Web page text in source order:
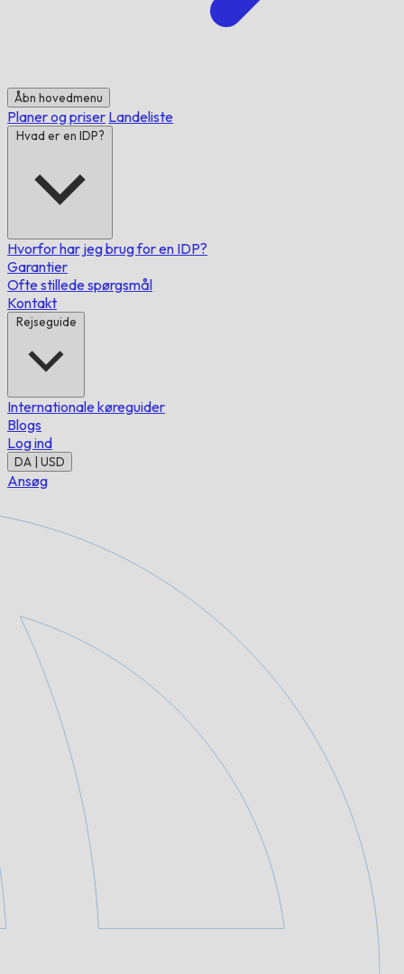
Åbn hovedmenu
Planer og priser Landeliste
Hvad er en IDP?
Hvorfor har jeg brug for en IDP?
Garantier
Ofte stillede spørgsmål
Kontakt
Rejseguide
Internationale køreguider
Blogs
Log ind
DA | USD
Ansøg